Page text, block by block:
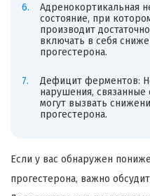
Адренокортикальная
состояние, при
производит
включать в себя
прогестерона.
Дефицит ферментов:
нарушения,
могут вызвать
прогестерона.
Если у вас обнаружен
прогестерона, важно